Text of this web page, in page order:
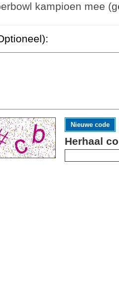
kampioen mee
Nieuwe code
Herhaal